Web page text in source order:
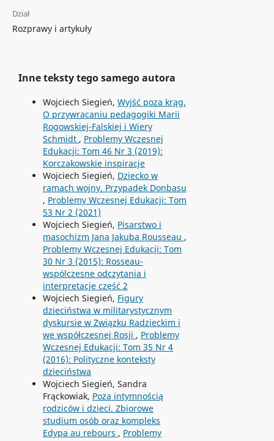
Dział
Rozprawy i artykuły
Inne teksty tego samego autora
Wojciech Siegień, Wyjść poza krąg.
O przywracaniu pedagogiki Marii
Rogowskiej-Falskiej i Wiery
Schmidt , Problemy Wczesnej
Edukacji: Tom 46 Nr 3 (2019):
Korczakowskie inspiracje
Wojciech Siegień, Dziecko w
ramach wojny. Przypadek Donbasu
, Problemy Wczesnej Edukacji: Tom
53 Nr 2 (2021)
Wojciech Siegień, Pisarstwo i
masochizm Jana Jakuba Rousseau ,
Problemy Wczesnej Edukacji: Tom
30 Nr 3 (2015): Rosseau-
wspólczesne odczytania i
interpretacje część 2
Wojciech Siegień, Figury
dzieciństwa w militarystycznym
dyskursie w Związku Radzieckim i
we współczesnej Rosji , Problemy
Wczesnej Edukacji: Tom 35 Nr 4
(2016): Polityczne konteksty
dzieciństwa
Wojciech Siegień, Sandra
Frąckowiak, Poza intymnością
rodziców i dzieci. Zbiorowe
studium osób oraz kompleks
Edypa au rebours , Problemy